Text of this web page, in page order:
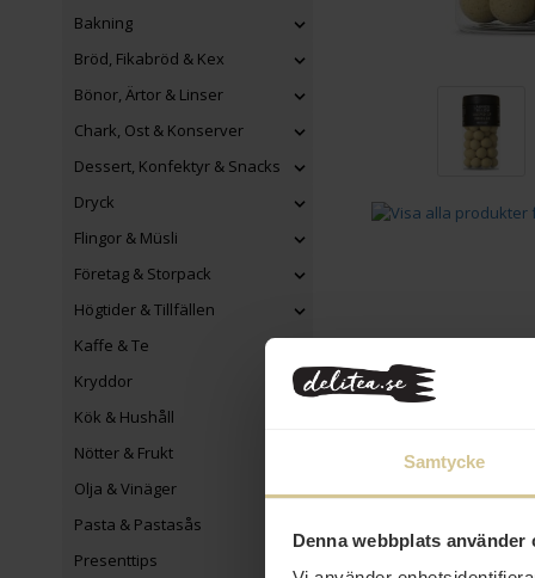
Samtycke
Denna webbplats använder
Bakning
Bröd, Fikabröd & Kex
Bönor, Ärtor & Linser
Chark, Ost & Konserver
Dessert, Konfektyr & Snacks
Dryck
Flingor & Müsli
Företag & Storpack
Högtider & Tillfällen
Kaffe & Te
Kryddor
Kök & Hushåll
Nötter & Frukt
Olja & Vinäger
Pasta & Pastasås
Presenttips